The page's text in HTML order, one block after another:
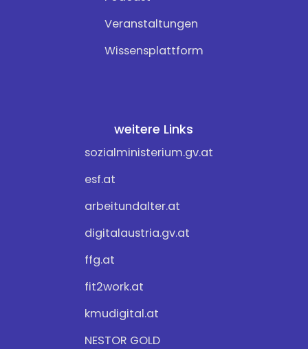
Veranstaltungen
Wissensplattform
weitere Links
sozialministerium.gv.at
esf.at
arbeitundalter.at
digitalaustria.gv.at
ffg.at
fit2work.at
kmudigital.at
NESTOR GOLD